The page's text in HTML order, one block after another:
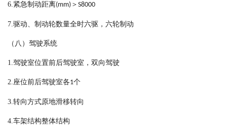
6.紧急制动距离(mm) ＞ S8000
7.驱动、制动轮数量全时六驱，六轮制动
（八）驾驶系统
1.驾驶室位置前后驾驶室，双向驾驶
2.座位前后驾驶室各1个
3.转向方式原地滑移转向
4.车架结构整体结构